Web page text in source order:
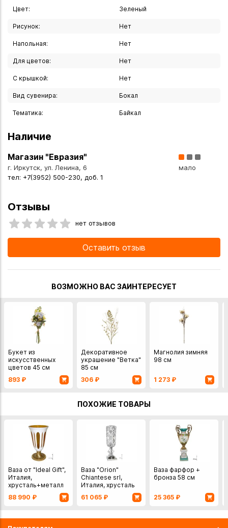
- Украшения интерьера
- Коллекции байкальских сувениров
- Подарка ценителям искусства
Создайте атмосферу уникальности и стиля с нашей вазой-
чароном из нефрита! Этот природный сувенир не только
Вы можете купить Сувенир ваза-чарон, 12 см, нефрит в
также сделать заказ в интернет-магазине с доставкой
курьером по Иркутску или транспортной компанией по
Цвет: Зеленый
Рисунок: Нет
Напольная: Нет
Для цветов: Нет
С крышкой: Нет
Вид сувенира: Бокал
Тематика: Байкал
Наличие
Магазин "Евразия"
г. Иркутск, ул. Ленина, 6
тел: +7(3952) 500-230, доб. 1
мало
Отзывы
нет отзывов
Оставить отзыв
ВОЗМОЖНО ВАС ЗАИНТЕРЕСУЕТ
Букет из
искусственных
цветов 45 см
893 ₽
Декоративное
украшение "Ветка"
85 см
306 ₽
Магнолия зимняя
98 см
1 273 ₽
ПОХОЖИЕ ТОВАРЫ
Ваза от "Ideal Gift",
Италия,
хрусталь+металл
88 990 ₽
Ваза "Orion"
Chiantese srl,
Италия, хрусталь
61 065 ₽
Ваза фарфор +
бронза 58 см
25 365 ₽